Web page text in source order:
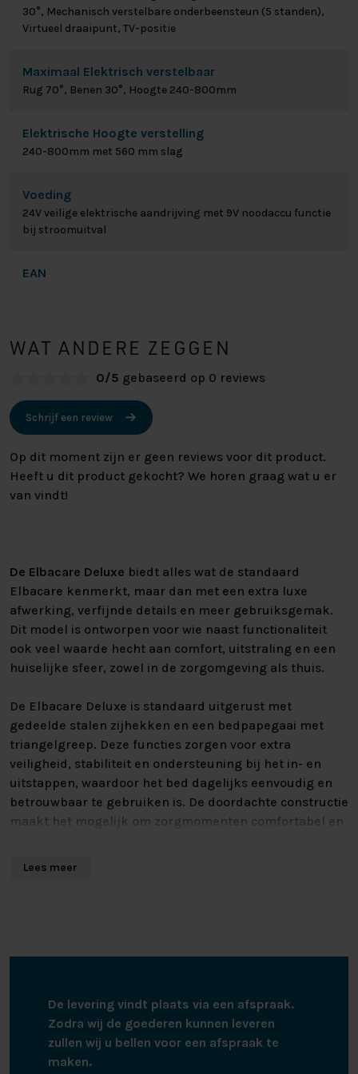
30°, Mechanisch verstelbare onderbeensteun (5 standen),
Virtueel draaipunt, TV-positie
Maximaal Elektrisch verstelbaar
Rug 70°, Benen 30°, Hoogte 240-800mm
Elektrische Hoogte verstelling
240-800mm met 560 mm slag
Voeding
24V veilige elektrische aandrijving met 9V noodaccu functie
bij stroomuitval
EAN
WAT ANDERE ZEGGEN
0/5 gebaseerd op 0 reviews
Schrijf een review
Op dit moment zijn er geen reviews voor dit product.
Heeft u dit product gekocht? We horen graag wat u er
van vindt!
De Elbacare Deluxe biedt alles wat de standaard
Elbacare kenmerkt, maar dan met een extra luxe
afwerking, verfijnde details en meer gebruiksgemak.
Dit model is ontworpen voor wie naast functionaliteit
ook veel waarde hecht aan comfort, uitstraling en een
huiselijke sfeer, zowel in de zorgomgeving als thuis.
De Elbacare Deluxe is standaard uitgerust met
gedeelde stalen zijhekken en een bedpapegaai met
triangelgreep. Deze functies zorgen voor extra
veiligheid, stabiliteit en ondersteuning bij het in- en
uitstappen, waardoor het bed dagelijks eenvoudig en
betrouwbaar te gebruiken is. De doordachte constructie
maakt het mogelijk om zorgmomenten comfortabel en
functioneel is, maar ook een zachte en huiselijke
zorgkamers tot een meer klassieke
slaapkamerinrichting.
De combinatie van een stevig en betrouwbaar frame,
Lees meer
De levering vindt plaats via een afspraak.
Zodra wij de goederen kunnen leveren
zullen wij u bellen voor een afspraak te
maken.